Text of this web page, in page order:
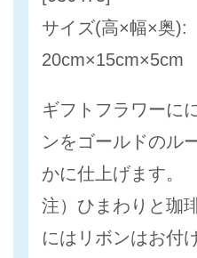
サイズ(高×幅×奥):
20cm×15cm×5cm
ギフトフラワーに
ンをゴールドのル
かに仕上げます。
注）ひまわりと珈
にはリボンはお付